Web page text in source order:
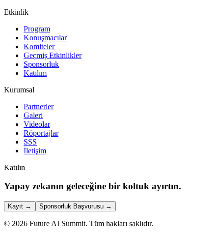
Etkinlik
Program
Konuşmacılar
Komiteler
Geçmiş Etkinlikler
Sponsorluk
Katılım
Kurumsal
Partnerler
Galeri
Videolar
Röportajlar
SSS
İletişim
Katılın
Yapay zekanın geleceğine bir koltuk ayırtın.
Kayıt → Sponsorluk Başvurusu →
© 2026 Future AI Summit. Tüm hakları saklıdır.